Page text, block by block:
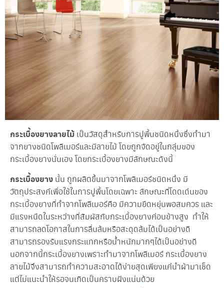
ค้
า
ข
อ
ง
า
ป
ร
โ
ชั่
น
ริ
า
ร
ข
อ
ง
า
วิ
กระเบื้องยางลายไม้ เป็นวัสดุสำหรับการปูพื้นชนิดหนึ่งซึ่งทำมา
จากยางชนิดโพลีเมอร์และมีลายไม้ โดยถูกจัดอยู่ในกลุ่มของ
กระเบื้องยางนั่นเอง โดยกระเบื้องยางมีลักษณะดังนี้
กระเบื้องยาง นั้น ถูกผลิตขึ้นมาจากโพลิเมอร์ชนิดหนึ่ง มี
วัตถุประสงค์เพื่อใช้ในการปูพื้นโดยเฉพาะ ลักษณะที่โดดเด่นของ
กระเบื้องยางที่ทำจากโพลีเมอร์คือ มีความยืดหยุ่นพอสมควร และ
มีแรงหนืดในระหว่างที่สัมผัสกับกระเบื้องยางค่อนข้างสูง ทำให้
สามารถลดโอกาสในการลื่นล้มหรือสะดุดล้มได้เป็นอย่างดี
สามารถรองรับแรงกระแทกหรือน้ำหนักมากๆได้เป็นอย่างดี
นอกจากนี้กระเบื้องยางเพราะทำมาจากโพลีเมอร์ กระเบื้องยาง
ลายไม้จึงสามารถทำความสะอาดได้ง่ายสุดเพียงแค่นำผ้ามาเช็ด
แต่ไม่แนะนำให้รอจนเกิดเป็นคราบฝังแน่นด้วย